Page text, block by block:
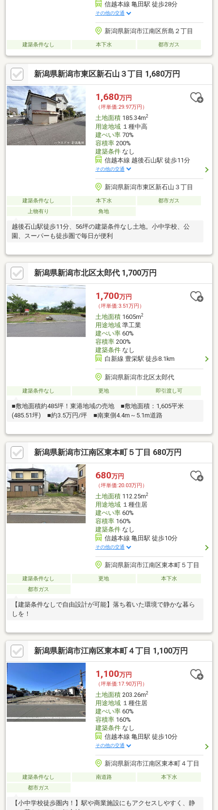
信越本線 亀田駅 徒歩28分
その他の交通
新潟県新潟市江南区所島２丁目
建築条件なし 本下水 都市ガス
新潟県新潟市東区新石山３丁目 1,680万円
1,680万円
（坪単価:29.97万円）
土地面積185.34m2
用途地域１種中高
建ぺい率70%
容積率200%
建築条件なし
信越本線 越後石山駅 徒歩11分
その他の交通
新潟県新潟市東区新石山３丁目
建築条件なし 本下水
都市ガス
上物有り
角地
越後石山駅徒歩11分、56坪の建築条件なし土地。小中学校、公
園、スーパーも徒歩圏で毎日が便利
新潟県新潟市北区太郎代 1,700万円
1,700万円
（坪単価:3.51万円）
土地面積1605m2
用途地域準工業
建ぺい率60%
容積率200%
建築条件なし
白新線 豊栄駅 徒歩8.1km
新潟県新潟市北区太郎代
建築条件なし 更地 即引渡し可
■敷地面積約485坪！東港地域の売地 ■敷地面積：1,605平米
(485.51坪) ■約3.5万円/坪 ■南東側4.4m～5.1m道路
新潟県新潟市江南区東本町５丁目 680万円
680万円
（坪単価:20.03万円）
土地面積112.25m2
用途地域１種住居
建ぺい率60%
容積率160%
建築条件なし
信越本線 亀田駅 徒歩10分
その他の交通
新潟県新潟市江南区東本町５丁目
建築条件なし 更地
本下水
都市ガス
【建築条件なしで自由設計が可能】落ち着いた環境で静かな暮ら
しを！
新潟県新潟市江南区東本町４丁目 1,100万円
1,100万円
（坪単価:17.90万円）
土地面積203.26m2
用途地域１種住居
建ぺい率60%
容積率160%
建築条件なし
信越本線 亀田駅 徒歩10分
その他の交通
新潟県新潟市江南区東本町４丁目
建築条件なし 南道路
本下水
都市ガス
【小中学校徒歩圏内！】駅や商業施設にもアクセスしやすく、静